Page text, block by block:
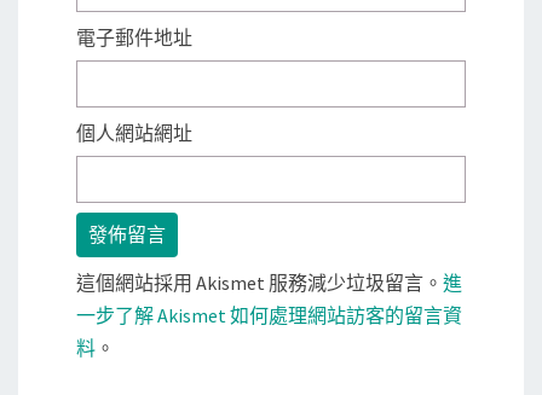
電子郵件地址
個人網站網址
這個網站採用 Akismet 服務減少垃圾留言。 進
一步了解 Akismet 如何處理網站訪客的留言資
料 。